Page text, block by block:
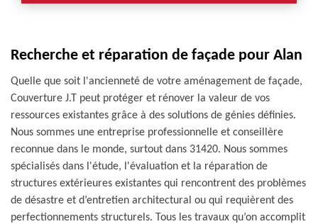
Recherche et réparation de façade pour Alan
Quelle que soit l'ancienneté de votre aménagement de façade,
Couverture J.T peut protéger et rénover la valeur de vos
ressources existantes grâce à des solutions de génies définies.
Nous sommes une entreprise professionnelle et conseillère
reconnue dans le monde, surtout dans 31420. Nous sommes
spécialisés dans l'étude, l'évaluation et la réparation de
structures extérieures existantes qui rencontrent des problèmes
de désastre et d’entretien architectural ou qui requièrent des
perfectionnements structurels. Tous les travaux qu’on accomplit